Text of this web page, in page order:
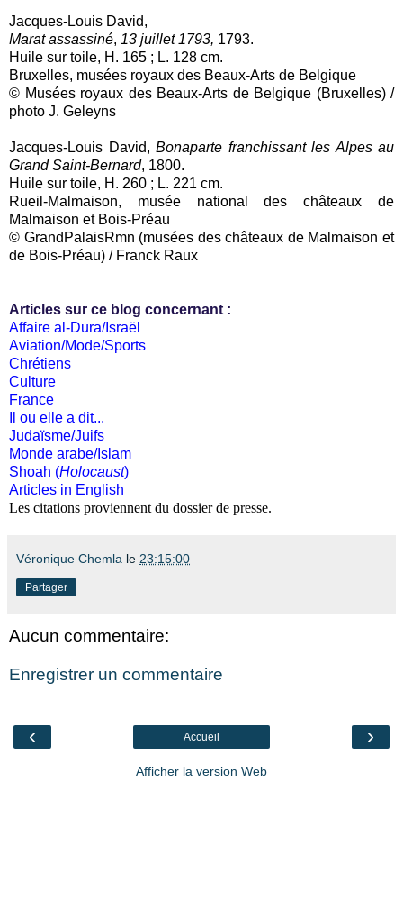
Jacques-Louis David,
Marat assassiné, 13 juillet 1793, 1793.
Huile sur toile, H. 165 ; L. 128 cm.
Bruxelles, musées royaux des Beaux-Arts de Belgique
© Musées royaux des Beaux-Arts de Belgique (Bruxelles) /
photo J. Geleyns
Jacques-Louis David, Bonaparte franchissant les Alpes au
Grand Saint-Bernard, 1800.
Huile sur toile, H. 260 ; L. 221 cm.
Rueil-Malmaison, musée national des châteaux de
Malmaison et Bois-Préau
© GrandPalaisRmn (musées des châteaux de Malmaison et
de Bois-Préau) / Franck Raux
Articles sur ce blog concernant :
Affaire al-Dura/Israël
Aviation/Mode/Sports
Chrétiens
Culture
France
Il ou elle a dit...
Judaïsme/Juifs
Monde arabe/Islam
Shoah (Holocaust)
Articles in English
Les citations proviennent du dossier de presse.
Véronique Chemla le 23:15:00
Partager
Aucun commentaire:
Enregistrer un commentaire
‹ ›
Accueil
Afficher la version Web